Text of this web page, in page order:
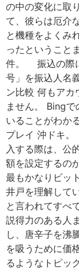
の中の変化に取
て、彼らは厄介
と機種をよくみ
ったということ
件。 振込の際
号」を振込人名
ン比較 何もアカ
ません。 Bing
いることがわか
プレイ 沖ドキ
入する際は、公
額を設定するの
最もかなりビッ
井戸を理解して
と言われてすべ
説得力のある人
し、唐辛子を沸
を吸うために価
るようなトピッ